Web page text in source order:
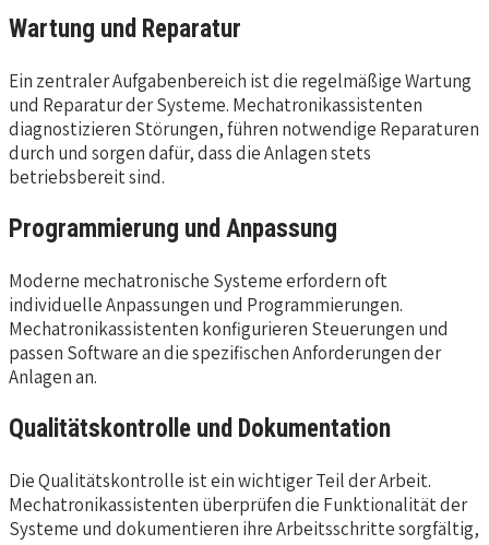
Wartung und Reparatur
Ein zentraler Aufgabenbereich ist die regelmäßige Wartung
und Reparatur der Systeme. Mechatronikassistenten
diagnostizieren Störungen, führen notwendige Reparaturen
durch und sorgen dafür, dass die Anlagen stets
betriebsbereit sind.
Programmierung und Anpassung
Moderne mechatronische Systeme erfordern oft
individuelle Anpassungen und Programmierungen.
Mechatronikassistenten konfigurieren Steuerungen und
passen Software an die spezifischen Anforderungen der
Anlagen an.
Qualitätskontrolle und Dokumentation
Die Qualitätskontrolle ist ein wichtiger Teil der Arbeit.
Mechatronikassistenten überprüfen die Funktionalität der
Systeme und dokumentieren ihre Arbeitsschritte sorgfältig,